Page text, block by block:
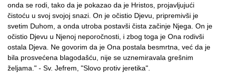
onda se rodi, tako da je pokazao da je Hristos, projavljujući
čistoću u svoj svojoj snazi. On je očistio Djevu, pripremivši je
svetim Duhom, a onda utroba postavši čista začinje Njega. On je
očistio Djevu u Njenoj neporočnosti, i zbog toga je Ona rodivši
ostala Djeva. Ne govorim da je Ona postala besmrtna, već da je
bila prosvećena blagodašću, nije se uznemiravala grešnim
željama." - Sv. Jefrem, "Slovo protiv jeretika".